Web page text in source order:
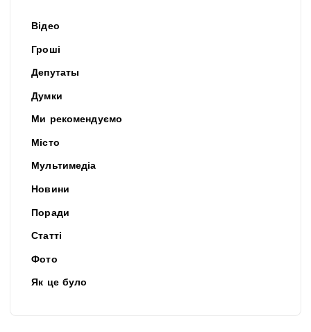
Відео
Гроші
Депутаты
Думки
Ми рекомендуємо
Місто
Мультимедіа
Новини
Поради
Статті
Фото
Як це було